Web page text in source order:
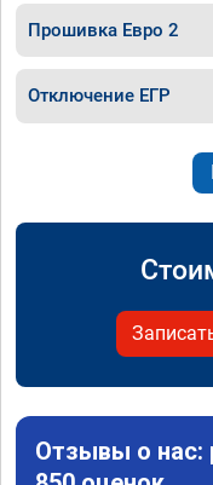
Прошивка Евро 2
Отключение ЕГР
Отзывы о нас: